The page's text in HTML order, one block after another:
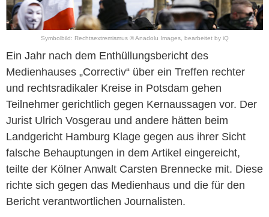
Symbolbild: Rechtsextremismus © Anadolu Images, bearbeitet by iQ
Ein Jahr nach dem Enthüllungsbericht des
Medienhauses „Correctiv“ über ein Treffen rechter
und rechtsradikaler Kreise in Potsdam gehen
Teilnehmer gerichtlich gegen Kernaussagen vor. Der
Jurist Ulrich Vosgerau und andere hätten beim
Landgericht Hamburg Klage gegen aus ihrer Sicht
falsche Behauptungen in dem Artikel eingereicht,
teilte der Kölner Anwalt Carsten Brennecke mit. Diese
richte sich gegen das Medienhaus und die für den
Bericht verantwortlichen Journalisten.